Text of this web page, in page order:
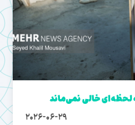
خالی نمی‌ماند
2026-06-29